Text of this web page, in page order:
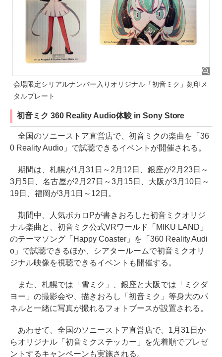
会場限定シリアルナンバー入りオリジナル「初音ミク」刻印メ
タルプレート
初音ミク 360 Reality Audio体験 in Sony Store
全国のソニーストア直営店で、初音ミクの楽曲を「36
0 Reality Audio」で試聴できるイベントが開催される。
期間は、札幌が1月31日～2月12日、銀座が2月23日～
3月5日、名古屋が2月27日～3月15日、大阪が3月10日～
19日、福岡が3月1日～12日。
期間中、人気ボカロPが書きおろした初音ミクオリジ
ナル楽曲と、初音ミク公式VRワールド「MIKU LAND」
のテーマソング「Happy Coaster」を「360 Reality Audi
o」で試聴できるほか、シアタールームで初音ミクオリ
ジナル映像を視聴できるイベントも開催する。
また、札幌では「雪ミク」、銀座と大阪では「ミクダ
ヨー」の撮影会や、描きおろし「初音ミク」等身大のパ
ネルと一緒に写真が撮れるフォトブースが設置される。
あわせて、全国のソニーストア直営店で、1月31日か
らオリジナル「初音ミクステッカー」を先着順でプレゼ
ントするキャンペーンも実施される。